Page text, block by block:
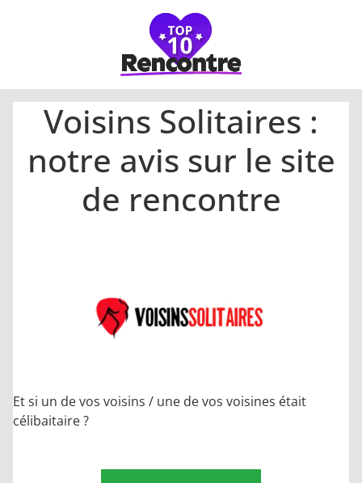
Voisins Solitaires :
notre avis sur le site
de rencontre
Et si un de vos voisins / une de vos voisines était
célibaitaire ?